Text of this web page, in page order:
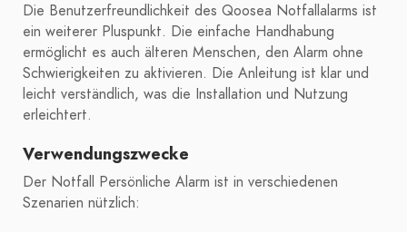
Die Benutzerfreundlichkeit des Qoosea Notfallalarms ist
ein weiterer Pluspunkt. Die einfache Handhabung
ermöglicht es auch älteren Menschen, den Alarm ohne
Schwierigkeiten zu aktivieren. Die Anleitung ist klar und
leicht verständlich, was die Installation und Nutzung
erleichtert.
Verwendungszwecke
Der Notfall Persönliche Alarm ist in verschiedenen
Szenarien nützlich: